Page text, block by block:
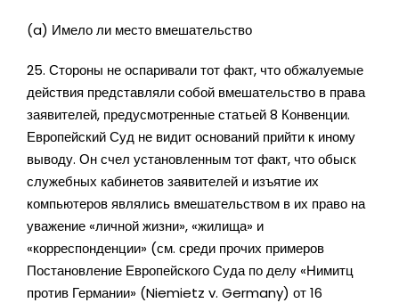
(a) Имело ли место вмешательство
25. Стороны не оспаривали тот факт, что обжалуемые
действия представляли собой вмешательство в права
заявителей, предусмотренные статьей 8 Конвенции.
Европейский Суд не видит оснований прийти к иному
выводу. Он счел установленным тот факт, что обыск
служебных кабинетов заявителей и изъятие их
компьютеров являлись вмешательством в их право на
уважение «личной жизни», «жилища» и
«корреспонденции» (см. среди прочих примеров
Постановление Европейского Суда по делу «Нимитц
против Германии» (Niemietz v. Germany) от 16